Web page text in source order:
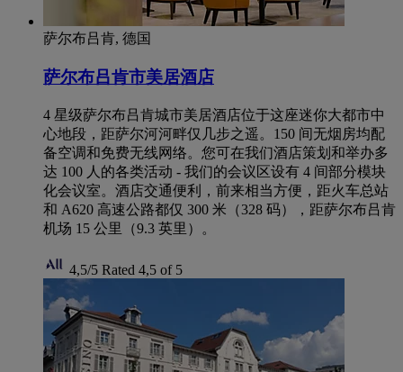
萨尔布吕肯, 德国
萨尔布吕肯市美居酒店
4 星级萨尔布吕肯城市美居酒店位于这座迷你大都市中
心地段，距萨尔河河畔仅几步之遥。150 间无烟房均配
备空调和免费无线网络。您可在我们酒店策划和举办多
达 100 人的各类活动 - 我们的会议区设有 4 间部分模块
化会议室。酒店交通便利，前来相当方便，距火车总站
和 A620 高速公路都仅 300 米（328 码），距萨尔布吕肯
机场 15 公里（9.3 英里）。
4,5/5 Rated 4,5 of 5